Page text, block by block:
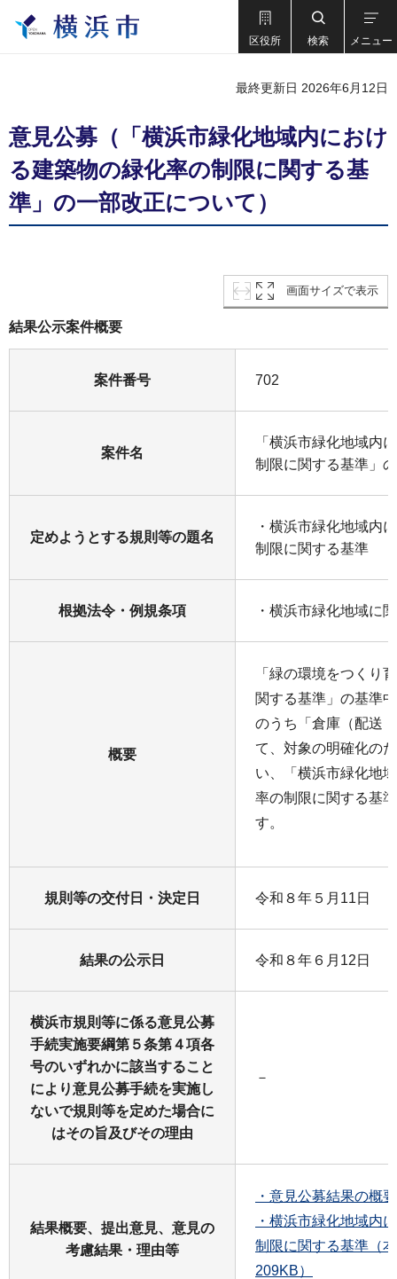
区役所 検索 メニュー
最終更新日 2026年6月12日
意見公募（「横浜市緑化地域内におけ
る建築物の緑化率の制限に関する基
準」の一部改正について）
画面サイズで表示
結果公示案件概要
案件番号 702
案件名
「横浜市緑化地域内
制限に関する基準」
定めようとする規則等の題名
・横浜市緑化地域内
制限に関する基準
根拠法令・例規条項 ・横浜市緑化地域に
概要
「緑の環境をつくり
関する基準」の基準
のうち「倉庫（配送
て、対象の明確化の
い、「横浜市緑化地
率の制限に関する基
す。
規則等の交付日・決定日 令和８年５月11日
結果の公示日 令和８年６月12日
横浜市規則等に係る意見公募
手続実施要綱第５条第４項各
号のいずれかに該当すること
により意見公募手続を実施し
ないで規則等を定めた場合に
はその旨及びその理由
－
結果概要、提出意見、意見の
考慮結果・理由等
・意見公募結果の概
・横浜市緑化地域内
制限に関する基準（
209KB）